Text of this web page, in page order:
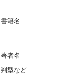
書籍名
著者名
判型など